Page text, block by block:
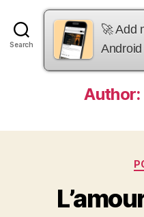
Search
Author:
🚀 Add
Android